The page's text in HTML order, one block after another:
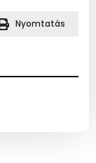
Nyomtatás